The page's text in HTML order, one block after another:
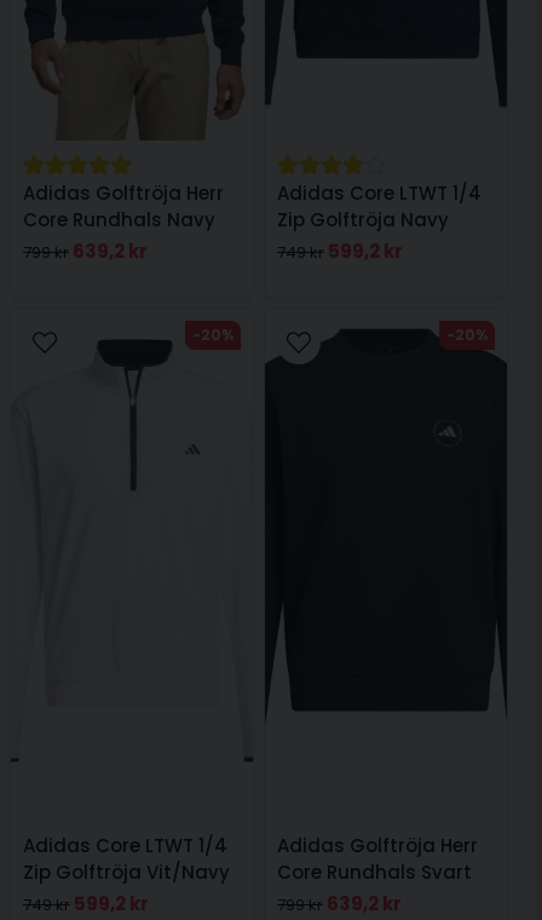
Adidas Golftröja Herr
Core Rundhals Navy
799 kr 639,2 kr
Adidas Core LTWT 1/4
Zip Golftröja Navy
749 kr 599,2 kr
Adidas Core LTWT 1/4
Zip Golftröja Vit/Navy
749 kr 599,2 kr
-20%
Adidas Golftröja Herr
Core Rundhals Svart
799 kr 639,2 kr
-20%